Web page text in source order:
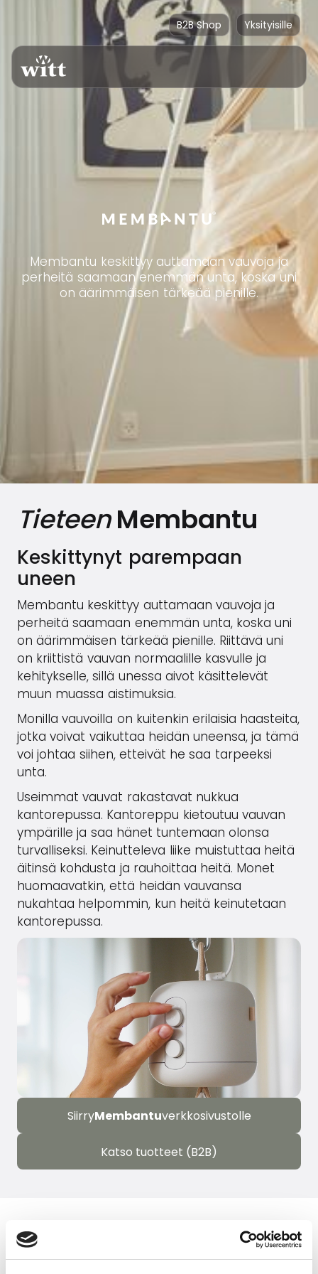
B2B Shop Yksityisille
Membantu keskittyy auttamaan vauvoja ja
perheitä saamaan enemmän unta, koska uni
on äärimmäisen tärkeää pienille.
TieteenMembantu
Keskittynyt parempaan
uneen
Membantu keskittyy auttamaan vauvoja ja
perheitä saamaan enemmän unta, koska uni
on äärimmäisen tärkeää pienille. Riittävä uni
on kriittistä vauvan normaalille kasvulle ja
kehitykselle, sillä unessa aivot käsittelevät
muun muassa aistimuksia.
Monilla vauvoilla on kuitenkin erilaisia haasteita,
jotka voivat vaikuttaa heidän uneensa, ja tämä
voi johtaa siihen, etteivät he saa tarpeeksi
unta.
Useimmat vauvat rakastavat nukkua
kantorepussa. Kantoreppu kietoutuu vauvan
ympärille ja saa hänet tuntemaan olonsa
turvalliseksi. Keinutteleva liike muistuttaa heitä
äitinsä kohdusta ja rauhoittaa heitä. Monet
huomaavatkin, että heidän vauvansa
nukahtaa helpommin, kun heitä keinutetaan
kantorepussa.
SiirryMembantuverkkosivustolle
Katso tuotteet (B2B)
Liittyvät uutiset